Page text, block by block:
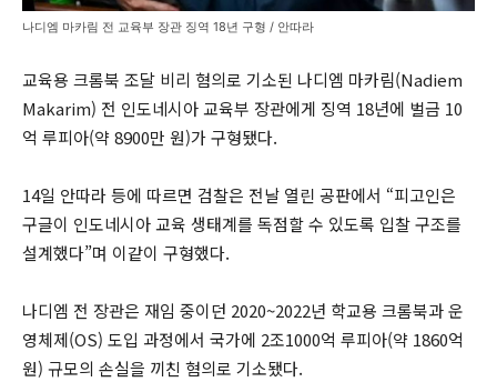
나디엠 마카림 전 교육부 장관 징역 18년 구형 / 안따라
교육용 크롬북 조달 비리 혐의로 기소된 나디엠 마카림(Nadiem
Makarim) 전 인도네시아 교육부 장관에게 징역 18년에 벌금 10
억 루피아(약 8900만 원)가 구형됐다.
14일 안따라 등에 따르면 검찰은 전날 열린 공판에서 “피고인은
구글이 인도네시아 교육 생태계를 독점할 수 있도록 입찰 구조를
설계했다”며 이같이 구형했다.
나디엠 전 장관은 재임 중이던 2020~2022년 학교용 크롬북과 운
영체제(OS) 도입 과정에서 국가에 2조1000억 루피아(약 1860억
원) 규모의 손실을 끼친 혐의로 기소됐다.